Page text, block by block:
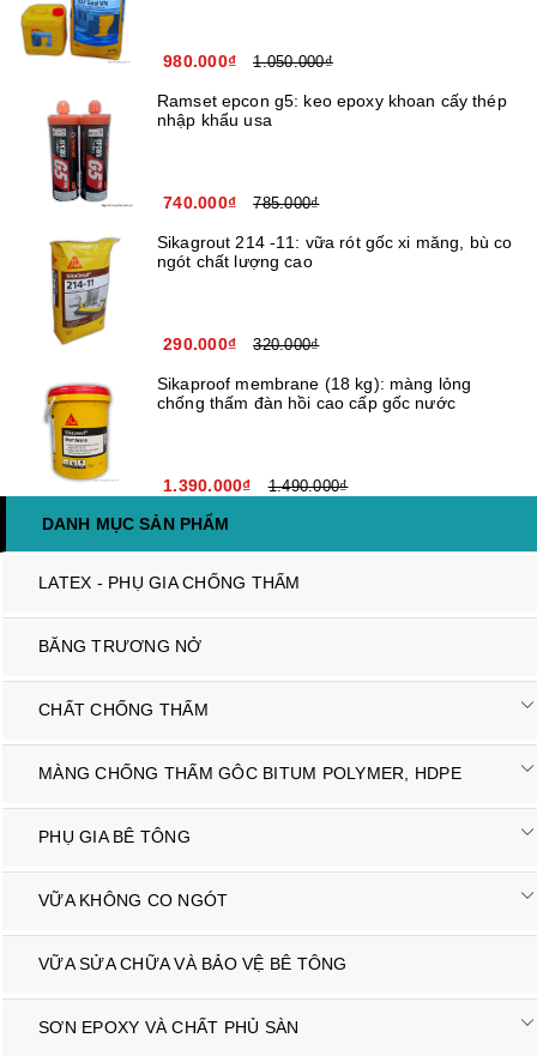
980.000₫ 1.050.000₫
Ramset epcon g5: keo epoxy khoan cấy thép
nhập khẩu usa
740.000₫ 785.000₫
Sikagrout 214 -11: vữa rót gốc xi măng, bù co
ngót chất lượng cao
290.000₫ 320.000₫
Sikaproof membrane (18 kg): màng lỏng
chống thấm đàn hồi cao cấp gốc nước
1.390.000₫ 1.490.000₫
DANH MỤC SẢN PHẨM
LATEX - PHỤ GIA CHỐNG THẤM
BĂNG TRƯƠNG NỞ
CHẤT CHỐNG THẤM
MÀNG CHỐNG THẤM GÔC BITUM POLYMER, HDPE
PHỤ GIA BÊ TÔNG
VỮA KHÔNG CO NGÓT
VỮA SỬA CHỮA VÀ BẢO VỆ BÊ TÔNG
SƠN EPOXY VÀ CHẤT PHỦ SÀN